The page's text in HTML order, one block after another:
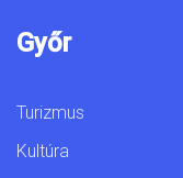
Győr
Turizmus
Kultúra